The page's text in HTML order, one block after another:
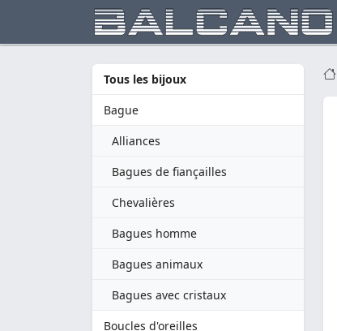
Tous les bijoux
Bague
Alliances
Bagues de fiançailles
Chevalières
Bagues homme
Bagues animaux
Bagues avec cristaux
Boucles d'oreilles